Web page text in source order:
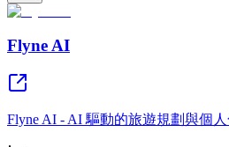
Flyne AI
Flyne AI - AI 驅動的旅遊規劃與個